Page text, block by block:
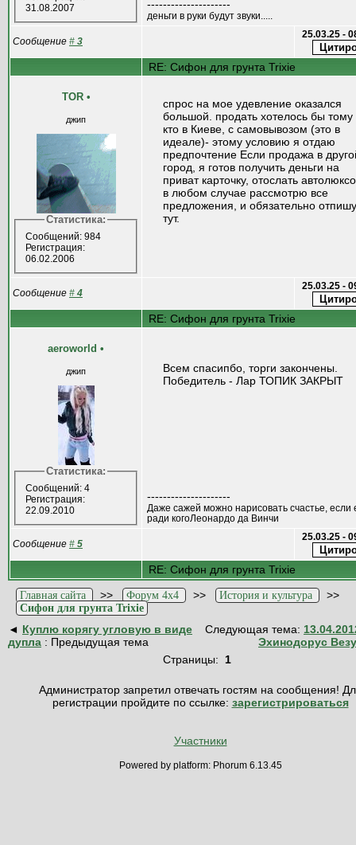
31.08.2007
---------------------
деньги в руки будут звуки.....
Сообщение # 3
25.03.25 -
RE: Сифон для грунта Trixie
TOR •
джип
Статистика:
Сообщений: 984
Регистрация:
06.02.2006
спрос на мое удевление оказался
большой. продать хотелось бы тому
кто в Киеве, с самовывозом (это в
идеале)- этому условию я отдаю
предпочтение Если продажа в
город, я готов получить деньги на
приват карточку, отослать
в любом случае рассмотрю все
предложения, и обязательно
тут.
Сообщение # 4
25.03.25 -
RE: Сифон для грунта Trixie
aeroworld •
джип
Статистика:
Сообщений: 4
Регистрация:
22.09.2010
Всем спасипбо, торги закончены.
Победитель - Лар ТОПИК ЗАКРЫТ
---------------------
Даже сажей можно нарисовать счастье, если
ради когоЛеонардо да Винчи
Сообщение # 5
25.03.25 -
RE: Сифон для грунта Trixie
Главная сайта >> Форум 4x4 >> История и культура >>
Сифон для грунта Trixie
◄ Куплю корягу угловую в виде
дупла : Предыдущая тема
Следующая тема:
Эхинодорус
Страницы: 1
Администратор запретил отвечать гостям на сообщения!
регистрации пройдите по ссылке: зарегистрироваться
Участники
Powered by platform: Phorum 6.13.45